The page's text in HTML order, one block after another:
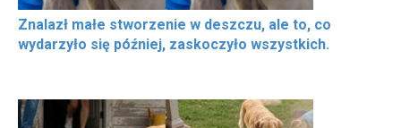
Znalazł małe stworzenie w deszczu, ale to, co
wydarzyło się później, zaskoczyło wszystkich.